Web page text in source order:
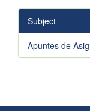
Subject
Apuntes de